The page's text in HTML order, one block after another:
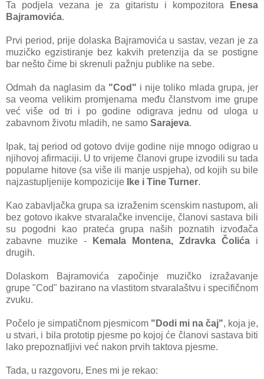
Ta podjela vezana je za gitaristu i kompozitora
Enesa
Bajramovića.
Prvi period, prije dolaska Bajramovića u sastav, vezan je za
muzičko egzistiranje bez kakvih pretenzija da se postigne
bar nešto čime bi skrenuli pažnju publike na sebe.
Odmah da naglasim da "Cod" i nije toliko mlada grupa, jer
sa veoma velikim promjenama među članstvom ime grupe
već više od tri i po godine odigrava jednu od uloga u
zabavnom životu mladih, ne samo Sarajeva.
Ipak, taj period od gotovo dvije godine nije mnogo odigrao u
njihovoj afirmaciji. U to vrijeme članovi grupe izvodili su tada
popularne hitove (sa više ili manje uspjeha), od kojih su bile
najzastupljenije kompozicije
Ike i Tine Turner.
Kao zabavljačka grupa sa izraženim scenskim nastupom, ali
bez gotovo ikakve stvaralačke invencije, članovi sastava bili
su pogodni kao prateća grupa naših poznatih izvođača
zabavne muzike -
Kemala Montena, Zdravka Čolića i
drugih.
Dolaskom Bajramovića započinje muzičko izražavanje
grupe "Cod" bazirano na vlastitom stvaralaštvu i specifičnom
zvuku.
Počelo je simpatičnom pjesmicom "Dodi mi na čaj", koja je,
u stvari, i bila prototip pjesme po kojoj će članovi sastava biti
lako prepoznatljivi već nakon prvih taktova pjesme.
Tada, u razgovoru, Enes mi je rekao: